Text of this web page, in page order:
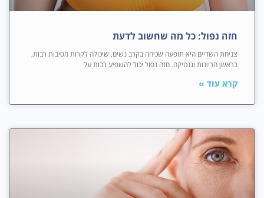
חזה נפול: כל מה שחשוב לדעת
צניחת השדיים היא תופעה שכיחה בקרב נשים, שיכולה לקרות מסיבות רבות,
בראשן הריונות וגנטיקה. חזה נפול יכול להשפיע רבות על
קרא עוד »